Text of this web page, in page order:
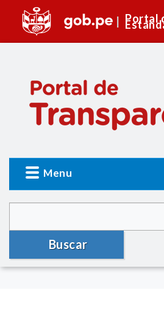
Portal
Menu
Buscar